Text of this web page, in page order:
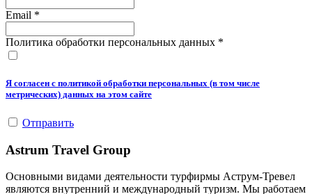
Email *
Политика обработки персональных данных *
Я согласен с политикой обработки персональных (в том числе
метрических) данных на этом сайте
Отправить
Astrum Travel Group
Основными видами деятельности турфирмы Аструм-Тревел
являются внутренний и международный туризм. Мы работаем